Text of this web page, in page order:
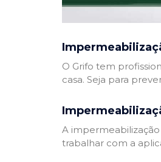
O Grifo tem
casa. Seja para
A
trabalhar com a